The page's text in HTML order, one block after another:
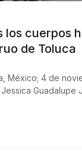
los cuerpos
de Toluca
México; 4 de
Guadalupe